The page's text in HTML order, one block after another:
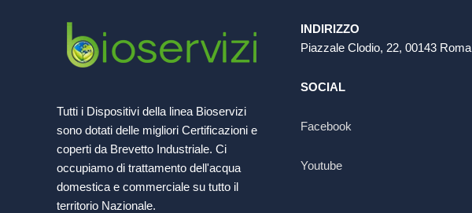
Tutti i Dispositivi della linea Bioservizi
sono dotati delle migliori Certificazioni e
coperti da Brevetto Industriale. Ci
occupiamo di trattamento dell'acqua
domestica e commerciale su tutto il
territorio Nazionale.
INDIRIZZO
Piazzale Clodio, 22, 00143 Roma
SOCIAL
Facebook
Youtube